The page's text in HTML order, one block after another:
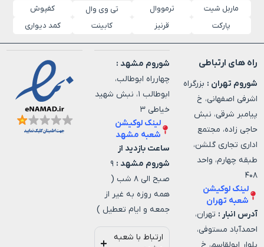
ماربل شیت ترمووال تی وی وال
کفپوش
پارکت
قرنیز کابینت کمد دیواری
راه های ارتباطی
شوروم تهران : بزرگراه
اشرفی اصفهانی، خ
پیامبر شرقی، نبش
حاجی زاده، مجتمع
اداری تجاری گلشن،
طبقه چهارم، واحد
۴۰۸
لینک لوکیشن
شعبه تهران
آدرس انبار : تهران،
احمدآباد مستوفی،
شوروم مشهد :
چهارراه ابوطالب،
ابوطالب ۱، نبش شهید
خیاطی ۳
لینک لوکیشن
شعبه مشهد
ساعت بازدید از
شوروم مشهد : ۹
صبح الی ۸ شب (
همه روزه به غیر از
جمعه و ایام تعطیل )
ارتباط با شعبه